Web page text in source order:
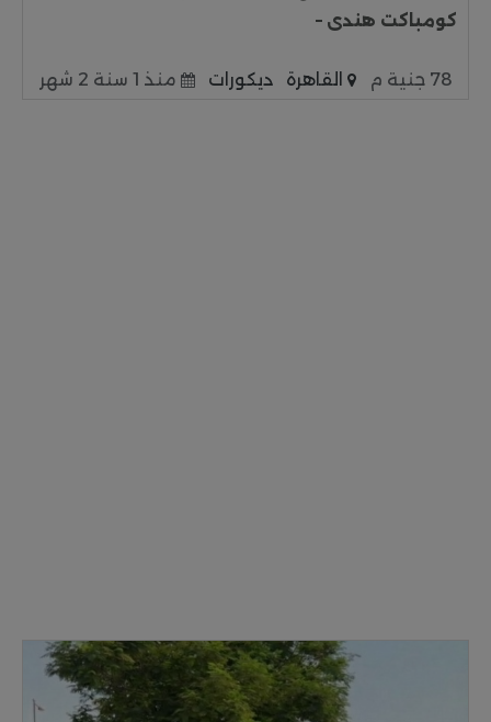
كومباكت هندى –
78 جنية م القاهرة ديكورات منذ 1 سنة 2 شهر